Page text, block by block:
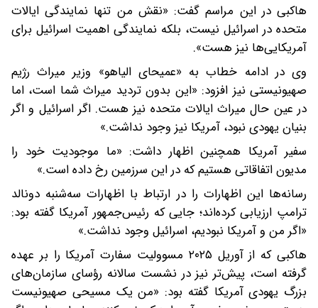
هاکبی در این مراسم گفت: «نقش من تنها نمایندگی ایالات
متحده در اسرائیل نیست، بلکه نمایندگی اهمیت اسرائیل برای
آمریکایی‌ها نیز هست».
وی در ادامه خطاب به «عمیحای الیاهو» وزیر میراث رژیم
صهیونیستی نیز افزود: «این بدون تردید میراث شما است، اما
در عین حال میراث ایالات متحده نیز هست. اگر اسرائیل و اگر
بنیان یهودی نبود، آمریکا نیز وجود نداشت.»
سفیر آمریکا همچنین اظهار داشت: «ما موجودیت خود را
مدیون اتفاقاتی هستیم که در این سرزمین رخ داده است.»
رسانه‌ها این اظهارات را در ارتباط با اظهارات سه‌شنبه دونالد
ترامپ ارزیابی کرده‌اند؛ جایی که رئیس‌جمهور آمریکا گفته بود:
«اگر من و آمریکا نبودیم، اسرائیل وجود نداشت.»
هاکبی که از آوریل ۲۰۲۵ مسوولیت سفارت آمریکا را بر عهده
گرفته است، پیش‌تر نیز در نشست سالانه رؤسای سازمان‌های
بزرگ یهودی آمریکا گفته بود: «من یک مسیحی صهیونیست